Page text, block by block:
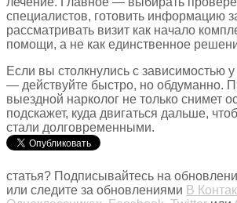
специалистов, готовить информацию
рассматривать визит как начало
помощи, а не как единственное
Если вы столкнулись с зависимостью
— действуйте быстро, но обдуманно.
выездной нарколог не только снимет
подскажет, куда двигаться дальше,
стали долговременными.
статья? Подписывайтесь на
или следите за обновлениями В